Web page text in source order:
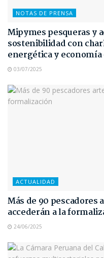
NOTAS DE PRENSA
Mipymes pesqueras y
sostenibilidad con
energética y
03/07/2025
ACTUALIDAD
Más de 90 pescadores
accederán a la
24/06/2025